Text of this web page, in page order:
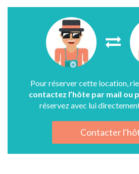
Pour réserver cette location,
contactez l’hôte par mail ou
réservez avec lui
Contacter